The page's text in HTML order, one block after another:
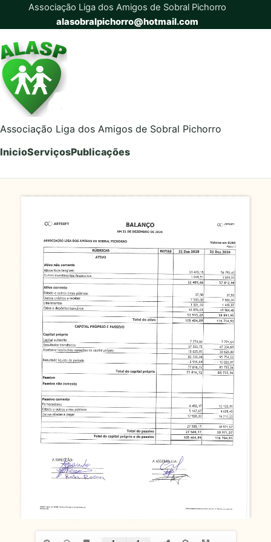
Associação Liga dos Amigos de Sobral Pichorro
alasobralpichorro@hotmail.com
Associação Liga dos Amigos de Sobral Pichorro
InicioServiçosPublicações